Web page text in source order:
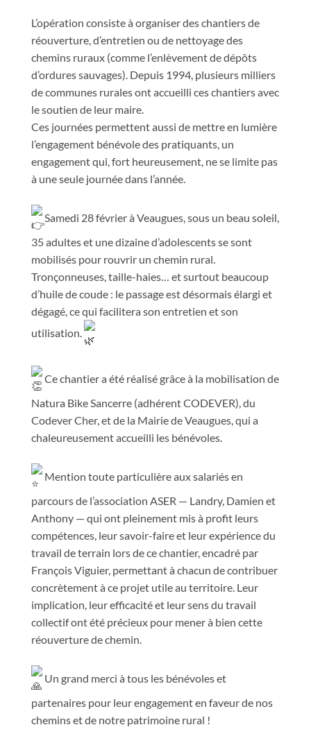
L’opération consiste à organiser des chantiers de
réouverture, d’entretien ou de nettoyage des
chemins ruraux (comme l’enlèvement de dépôts
d’ordures sauvages). Depuis 1994, plusieurs milliers
de communes rurales ont accueilli ces chantiers avec
le soutien de leur maire.
Ces journées permettent aussi de mettre en lumière
l’engagement bénévole des pratiquants, un
engagement qui, fort heureusement, ne se limite pas
à une seule journée dans l’année.
Samedi 28 février à Veaugues, sous un beau soleil,
35 adultes et une dizaine d’adolescents se sont
mobilisés pour rouvrir un chemin rural.
Tronçonneuses, taille-haies… et surtout beaucoup
d’huile de coude : le passage est désormais élargi et
dégagé, ce qui facilitera son entretien et son
utilisation.
Ce chantier a été réalisé grâce à la mobilisation de
Natura Bike Sancerre (adhérent CODEVER), du
Codever Cher, et de la Mairie de Veaugues, qui a
chaleureusement accueilli les bénévoles.
Mention toute particulière aux salariés en
parcours de l’association ASER — Landry, Damien et
Anthony — qui ont pleinement mis à profit leurs
compétences, leur savoir-faire et leur expérience du
travail de terrain lors de ce chantier, encadré par
François Viguier, permettant à chacun de contribuer
concrètement à ce projet utile au territoire. Leur
implication, leur efficacité et leur sens du travail
collectif ont été précieux pour mener à bien cette
réouverture de chemin.
Un grand merci à tous les bénévoles et
partenaires pour leur engagement en faveur de nos
chemins et de notre patrimoine rural !